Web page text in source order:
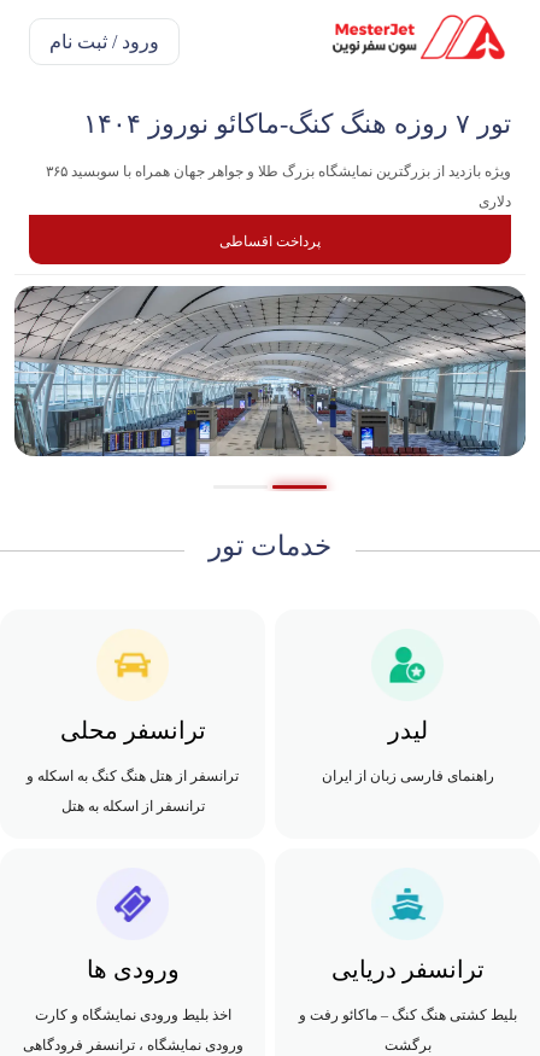
ورود / ثبت نام
تور ۷ روزه هنگ کنگ-ماکائو نوروز ۱۴۰۴
ویژه بازدید از بزرگترین نمایشگاه بزرگ طلا و جواهر جهان همراه با سوبسید ۳۶۵
دلاری
پرداخت اقساطی
خدمات تور
لیدر
راهنمای فارسی زبان از ایران
ترانسفر محلی
ترانسفر از هتل هنگ کنگ به اسکله و
ترانسفر از اسکله به هتل
ترانسفر دریایی
بلیط کشتی هنگ کنگ – ماکائو رفت و
برگشت
ورودی ها
اخذ بلیط ورودی نمایشگاه و کارت
ورودی نمایشگاه ، ترانسفر فرودگاهی